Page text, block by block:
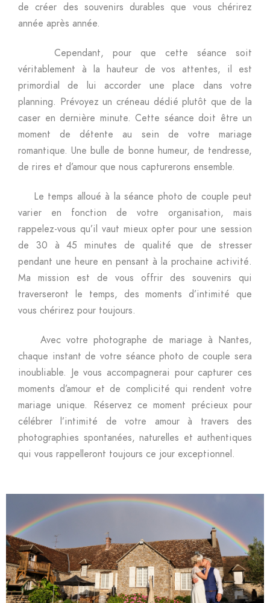
de créer des souvenirs durables que vous chérirez
année après année.
Cependant, pour que cette séance soit
véritablement à la hauteur de vos attentes, il est
primordial de lui accorder une place dans votre
planning. Prévoyez un créneau dédié plutôt que de la
caser en dernière minute. Cette séance doit être un
moment de détente au sein de votre mariage
romantique. Une bulle de bonne humeur, de tendresse,
de rires et d’amour que nous capturerons ensemble.
Le temps alloué à la séance photo de couple peut
varier en fonction de votre organisation, mais
rappelez-vous qu’il vaut mieux opter pour une session
de 30 à 45 minutes de qualité que de stresser
pendant une heure en pensant à la prochaine activité.
Ma mission est de vous offrir des souvenirs qui
traverseront le temps, des moments d’intimité que
vous chérirez pour toujours.
Avec votre photographe de mariage à Nantes,
chaque instant de votre séance photo de couple sera
inoubliable. Je vous accompagnerai pour capturer ces
moments d’amour et de complicité qui rendent votre
mariage unique. Réservez ce moment précieux pour
célébrer l’intimité de votre amour à travers des
photographies spontanées, naturelles et authentiques
qui vous rappelleront toujours ce jour exceptionnel.